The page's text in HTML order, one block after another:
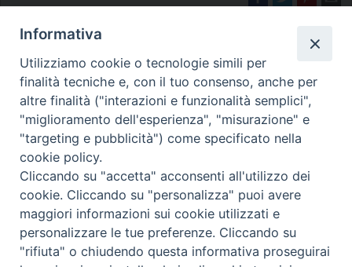
Diocesi di Melfi Rapolla Venosa
• Largo Duomo, 12 - 85025 MELFI (PZ) •
Tel. 0972238604
PEC ufficiale della Diocesi:
diocesi.melfi_rapolla_venosa@legalmail.it
Informativa
Utilizziamo cookie o tecnologie simili per
finalità tecniche e, con il tuo consenso, anche per
altre finalità ("interazioni e funzionalità semplici",
"miglioramento dell'esperienza", "misurazione" e
"targeting e pubblicità") come specificato nella
cookie policy.
Cliccando su "accetta" acconsenti all'utilizzo dei
cookie. Cliccando su "personalizza" puoi avere
maggiori informazioni sui cookie utilizzati e
personalizzare le tue preferenze. Cliccando su
"rifiuta" o chiudendo questa informativa proseguirai